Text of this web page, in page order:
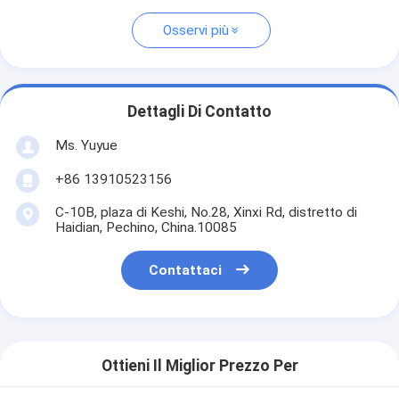
Osservi più
Dettagli Di Contatto
Ms. Yuyue
+86 13910523156
C-10B, plaza di Keshi, No.28, Xinxi Rd, distretto di
Haidian, Pechino, China.10085
Contattaci
Ottieni Il Miglior Prezzo Per